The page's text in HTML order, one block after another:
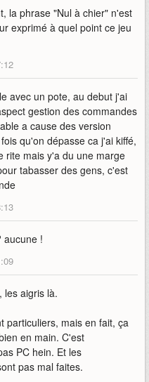
la phrase "Nul à chier" n'est
exprimé à quel point ce jeu
avec un pote, au debut j'ai
gestion des commandes
a cause des version
qu'on dépasse ca j'ai kiffé,
rite mais y'a du une marge
tabasser des gens, c'est
aucune !
les aigris là.
particuliers, mais en fait, ça
en main. C'est
PC hein. Et les
pas mal faites.